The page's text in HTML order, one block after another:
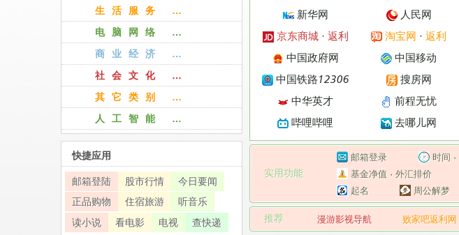
新华网
人民网
京东商城· 返利 淘宝网 · 返利
中国政府网
中国移动
中国铁路12306
搜房网
中华英才
前程无忧
哔哩哔哩
去哪儿网
实用功能
邮箱登录 时间·
基金净值 · 外汇排价
起名
周公解梦
推荐 漫游影视导航 败家吧返利网
生活服务 …
电脑网络 …
商业经济 …
社会文化 …
其它类别 …
人工智能 …
快捷应用
邮箱登陆 股市行情
今日要闻
正品购物
住宿旅游
听音乐
读小说
看电影 电视 查快递